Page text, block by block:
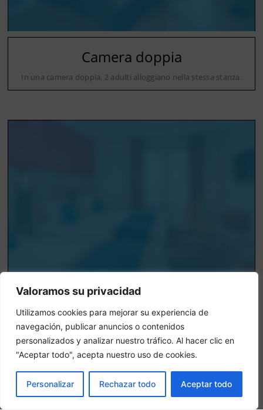
Valoramos su privacidad
Utilizamos cookies para mejorar su experiencia de
navegación, publicar anuncios o contenidos
personalizados y analizar nuestro tráfico. Al hacer clic en
"Aceptar todo", acepta nuestro uso de cookies.
Personalizar Rechazar todo Aceptar todo
Camera doppia
In una camera doppia, 2 adulti alloggiano nella stessa stanza.
Camera tripla
In una camera tripla, 3 adulti alloggiano nella stessa stanza
PRENOTA